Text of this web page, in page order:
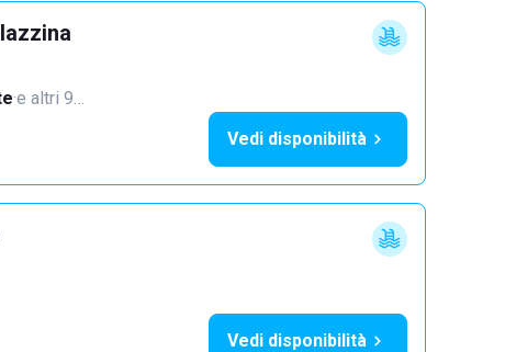
·e altri 9…
Vedi disponibilità
Vedi disponibilità